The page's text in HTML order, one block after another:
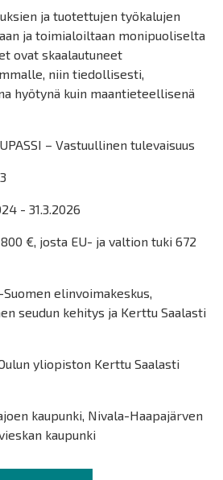
ja tuotettujen työkalujen
ja toimialoiltaan monipuoliselta
ovat skaalautuneet
niin tiedollisesti,
hyötynä kuin maantieteellisenä
– Vastuullinen tulevaisuus
- 31.3.2026
€, josta EU- ja valtion tuki 672
elinvoimakeskus,
seudun kehitys ja Kerttu Saalasti
yliopiston Kerttu Saalasti
kaupunki, Nivala-Haapajärven
kaupunki